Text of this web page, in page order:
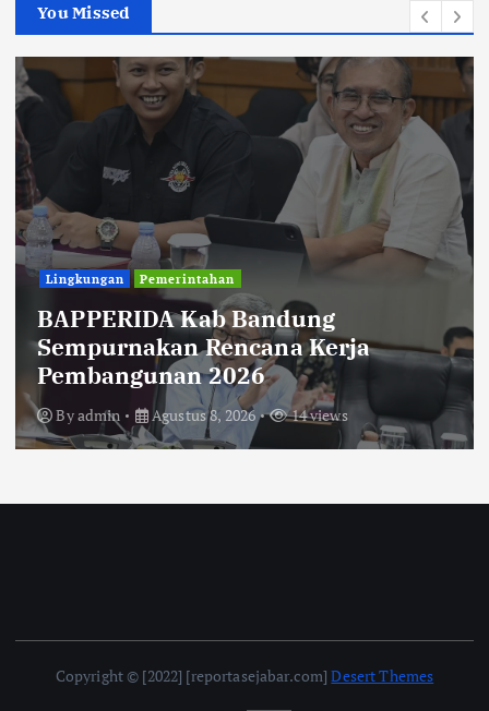
You Missed
Uncategorized
Diberitakan Tanpa Konfirmasi,
Satresnarkoba Polres Cimahi dan
Yayasan Ultra Jadi Korban Narasi
Sepihak
Byadmin Agustus 8, 2026 14 views
Copyright © [2022] [reportasejabar.com]Desert Themes